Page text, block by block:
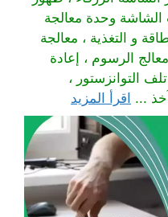
الشاشة وحدة معالجة
و التغذية ، معالجة
الرسوم ، إعادة
التوانزستور ،
... اقرأ المزيد